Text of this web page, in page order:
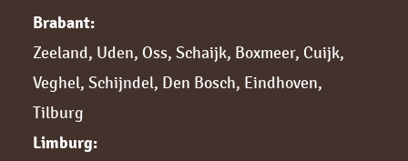
Brabant:
Zeeland, Uden, Oss, Schaijk, Boxmeer, Cuijk,
Veghel, Schijndel, Den Bosch, Eindhoven,
Tilburg
Limburg: